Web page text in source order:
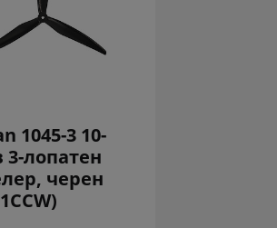
1045-3 10-
3-лопатен
черен